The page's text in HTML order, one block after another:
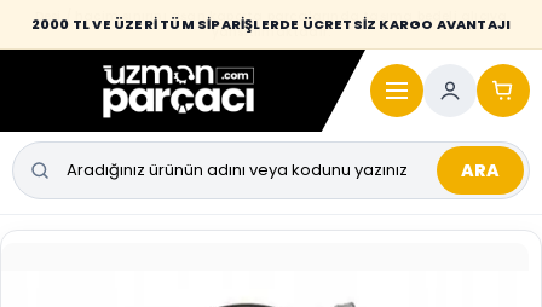
2000 TL VE ÜZERİ TÜM SİPARİŞLERDE ÜCRETSİZ KARGO AVANTAJI
Desi / hacim sınırını aşan kaporta parçalarında taşıma bedeli alıcıya
yansıtılmaktadır.
ARA